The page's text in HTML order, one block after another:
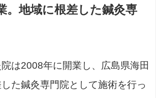
。地域に根差した鍼灸専
は2008年に開業し、広島県海田
た鍼灸専門院として施術を行っ